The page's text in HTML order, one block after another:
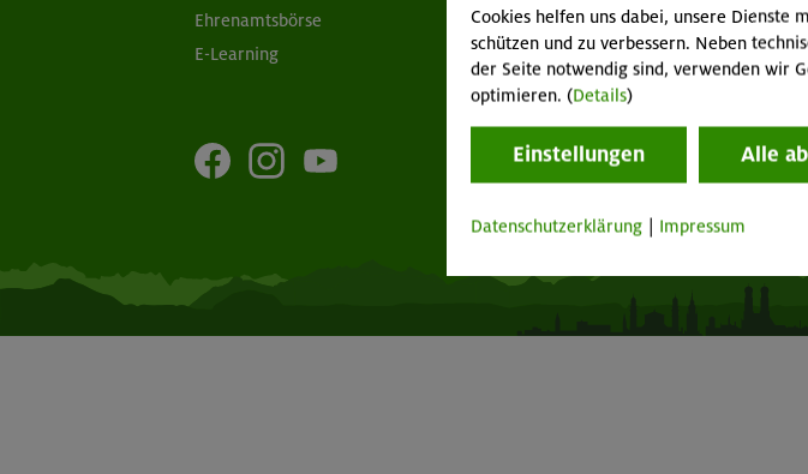
Ehrenamtsbörse
E-Learning
Cookies helfen uns dabei, unsere Dienste
schützen und zu verbessern. Neben
der Seite notwendig sind, verwenden wir
optimieren. (Details)
Einstellungen Alle
Datenschutzerklärung Impressum